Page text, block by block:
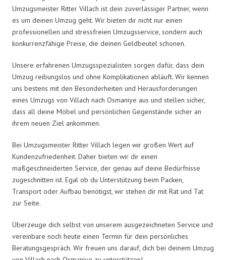
Umzugsmeister Ritter Villach ist dein zuverlässiger Partner, wenn
es um deinen Umzug geht. Wir bieten dir nicht nur einen
professionellen und stressfreien Umzugsservice, sondern auch
konkurrenzfähige Preise, die deinen Geldbeutel schonen.
Unsere erfahrenen Umzugsspezialisten sorgen dafür, dass dein
Umzug reibungslos und ohne Komplikationen abläuft. Wir kennen
uns bestens mit den Besonderheiten und Herausforderungen
eines Umzugs von Villach nach Osmaniye aus und stellen sicher,
dass all deine Möbel und persönlichen Gegenstände sicher an
ihrem neuen Ziel ankommen.
Bei Umzugsmeister Ritter Villach legen wir großen Wert auf
Kundenzufriedenheit. Daher bieten wir dir einen
maßgeschneiderten Service, der genau auf deine Bedürfnisse
zugeschnitten ist. Egal ob du Unterstützung beim Packen,
Transport oder Aufbau benötigst, wir stehen dir mit Rat und Tat
zur Seite.
Überzeuge dich selbst von unserem ausgezeichneten Service und
vereinbare noch heute einen Termin für dein persönliches
Beratungsgespräch. Wir freuen uns darauf, dich bei deinem Umzug